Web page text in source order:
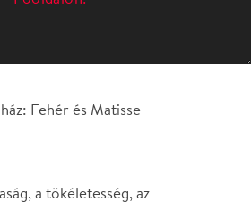
a felnőtteket az örökzöld
a „Kinn a bárányra”,
A „Sótörésre”, melyben a